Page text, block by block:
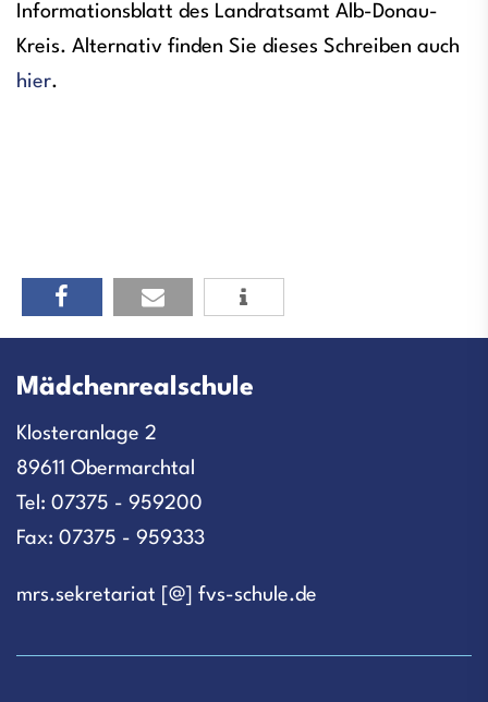
Informationsblatt des Landratsamt Alb-Donau-
Kreis. Alternativ finden Sie dieses Schreiben auch
hier.
Mädchenrealschule
Klosteranlage 2
89611 Obermarchtal
Tel: 07375 - 959200
Fax: 07375 - 959333
mrs.sekretariat [@] fvs-schule.de